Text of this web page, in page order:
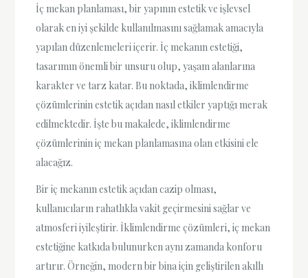
İç mekan planlaması, bir yapının estetik ve işlevsel
olarak en iyi şekilde kullanılmasını sağlamak amacıyla
yapılan düzenlemeleri içerir. İç mekanın estetiği,
tasarımın önemli bir unsuru olup, yaşam alanlarına
karakter ve tarz katar. Bu noktada, iklimlendirme
çözümlerinin estetik açıdan nasıl etkiler yaptığı merak
edilmektedir. İşte bu makalede, iklimlendirme
çözümlerinin iç mekan planlamasına olan etkisini ele
alacağız.
Bir iç mekanın estetik açıdan cazip olması,
kullanıcıların rahatlıkla vakit geçirmesini sağlar ve
atmosferi iyileştirir. İklimlendirme çözümleri, iç mekan
estetiğine katkıda bulunurken aynı zamanda konforu
artırır. Örneğin, modern bir bina için geliştirilen akıllı